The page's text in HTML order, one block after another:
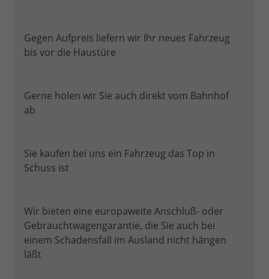
Gegen Aufpreis liefern wir Ihr neues Fahrzeug
bis vor die Haustüre
Gerne holen wir Sie auch direkt vom Bahnhof
ab
Sie kaufen bei uns ein Fahrzeug das Top in
Schuss ist
Wir bieten eine europaweite Anschluß- oder
Gebrauchtwagengarantie, die Sie auch bei
einem Schadensfall im Ausland nicht hängen
läßt